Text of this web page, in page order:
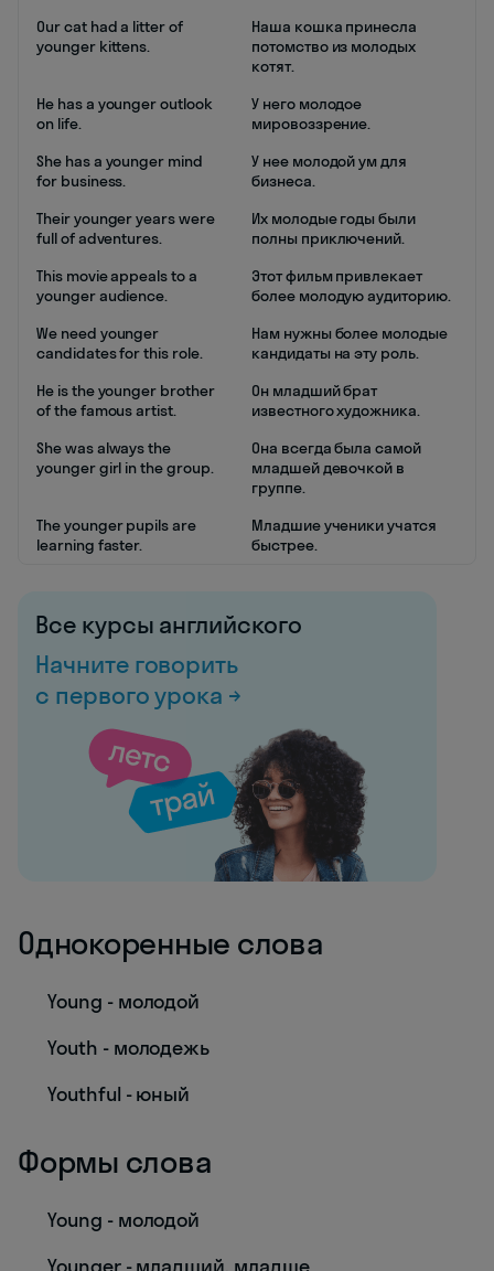
Our cat had a litter of
younger kittens.
Наша кошка принесла
потомство из молодых
котят.
He has a younger outlook
on life.
У него молодое
мировоззрение.
She has a younger mind
for business.
У нее молодой ум для
бизнеса.
Their younger years were
full of adventures.
Их молодые годы были
полны приключений.
This movie appeals to a
younger audience.
Этот фильм привлекает
более молодую аудиторию.
We need younger
candidates for this role.
Нам нужны более молодые
кандидаты на эту роль.
He is the younger brother
of the famous artist.
Он младший брат
известного художника.
She was always the
younger girl in the group.
Она всегда была самой
младшей девочкой в
группе.
The younger pupils are
learning faster.
Младшие ученики учатся
быстрее.
Все курсы английского
Начните говорить
с первого урока →
Однокоренные слова
Young - молодой
Youth - молодежь
Youthful - юный
Формы слова
Young - молодой